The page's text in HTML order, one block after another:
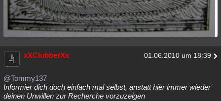
xXClubberXx 01.06.2010 um 18:39
@Tommy137
Informier dich doch einfach mal selbst, anstatt hier immer wieder
deinen Unwillen zur Recherche vorzuzeigen